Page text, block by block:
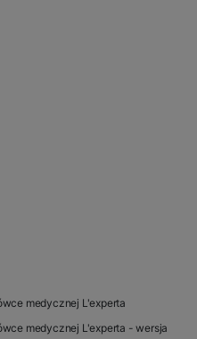
medycznej L'experta
medycznej L'experta - wersja